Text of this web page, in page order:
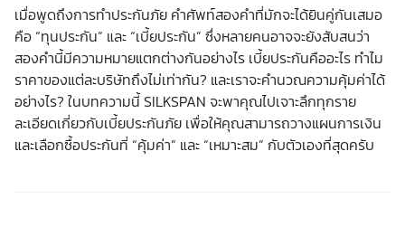
ส่วนบุคคลที่ได้ดำเนินการเสร็จสิ้นไปแล้วก่อนการถอนความ
ยินยอม โดยข้าพเจ้าให้ถือเอาการกดเลือก “ให้ความยินยอม” ใน
ช่องสนทนา เป็นการแสดงเจตนายินยอมของข้าพเจ้าแทนการ
ลงลายมือชื่อเป็นหลักฐาน
เมื่อพูดถึงการทำประกันภัย คำศัพท์สองคำที่มักจะได้ยินคู่กันเสมอ
คือ “ทุนประกัน” และ “เบี้ยประกัน” ซึ่งหลายคนอาจจะยังสับสนว่า
สองคำนี้มีความหมายแตกต่างกันอย่างไร เบี้ยประกันคืออะไร ทำไม
ราคาของแต่ละบริษัทถึงไม่เท่ากัน? และเราจะคำนวณความคุ้มค่าได้
อย่างไร? ในบทความนี้ SILKSPAN จะพาคุณไปเจาะลึกทุกราย
ละเอียดเกี่ยวกับเบี้ยประกันภัย เพื่อให้คุณสามารถวางแผนการเงิน
และเลือกซื้อประกันที่ “คุ้มค่า” และ “เหมาะสม” กับตัวเองที่สุดครับ